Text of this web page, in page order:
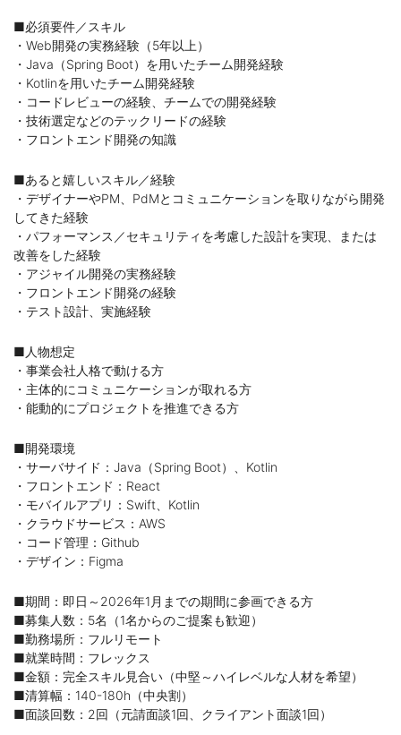
■必須要件／スキル
・Web開発の実務経験（5年以上）
・Java（Spring Boot）を用いたチーム開発経験
・Kotlinを用いたチーム開発経験
・コードレビューの経験、チームでの開発経験
・技術選定などのテックリードの経験
・フロントエンド開発の知識
■あると嬉しいスキル／経験
・デザイナーやPM、PdMとコミュニケーションを取りながら開発
してきた経験
・パフォーマンス／セキュリティを考慮した設計を実現、または
改善をした経験
・アジャイル開発の実務経験
・フロントエンド開発の経験
・テスト設計、実施経験
■人物想定
・事業会社人格で動ける方
・主体的にコミュニケーションが取れる方
・能動的にプロジェクトを推進できる方
■開発環境
・サーバサイド：Java（Spring Boot）、Kotlin
・フロントエンド：React
・モバイルアプリ：Swift、Kotlin
・クラウドサービス：AWS
・コード管理：Github
・デザイン：Figma
■期間：即日～2026年1月までの期間に参画できる方
■募集人数：5名（1名からのご提案も歓迎）
■勤務場所：フルリモート
■就業時間：フレックス
■金額：完全スキル見合い（中堅～ハイレベルな人材を希望）
■清算幅：140-180h（中央割）
■面談回数：2回（元請面談1回、クライアント面談1回）